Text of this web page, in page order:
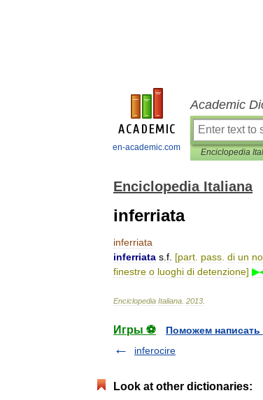
en-academic.com
Academic
Enciclopedia
Enciclopedia Italiana
inferriata
inferriata
inferriata s f [part pass di un
finestre o luoghi di detenzione]
Enciclopedia Italiana 2013
Игры ⚽
Поможем написать
inferocire
Look at other dictionaries: